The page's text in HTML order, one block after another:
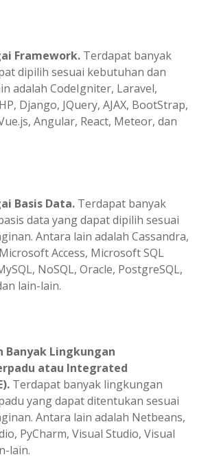
Framework. Terdapat banyak
dipilih sesuai kebutuhan dan
adalah CodeIgniter, Laravel,
Django, JQuery, AJAX, BootStrap,
Angular, React, Meteor, dan
Basis Data. Terdapat banyak
data yang dapat dipilih sesuai
Antara lain adalah Cassandra,
Access, Microsoft SQL
NoSQL, Oracle, PostgreSQL,
lain-lain.
Banyak Lingkungan
atau Integrated
Terdapat banyak lingkungan
yang dapat ditentukan sesuai
Antara lain adalah Netbeans,
PyCharm, Visual Studio, Visual
lain.